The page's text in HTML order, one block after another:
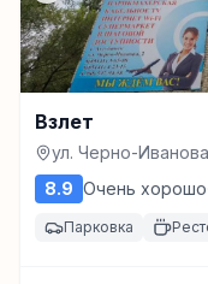
Взлет
ул. Черно-
8.9 Очень хорошо
Парковка